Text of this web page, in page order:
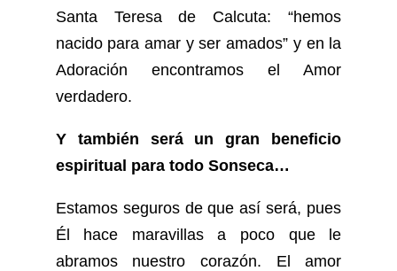
Santa Teresa de Calcuta: “hemos
nacido para amar y ser amados” y en la
Adoración encontramos el Amor
verdadero.
Y también será un gran beneficio
espiritual para todo Sonseca…
Estamos seguros de que así será, pues
Él hace maravillas a poco que le
abramos nuestro corazón. El amor